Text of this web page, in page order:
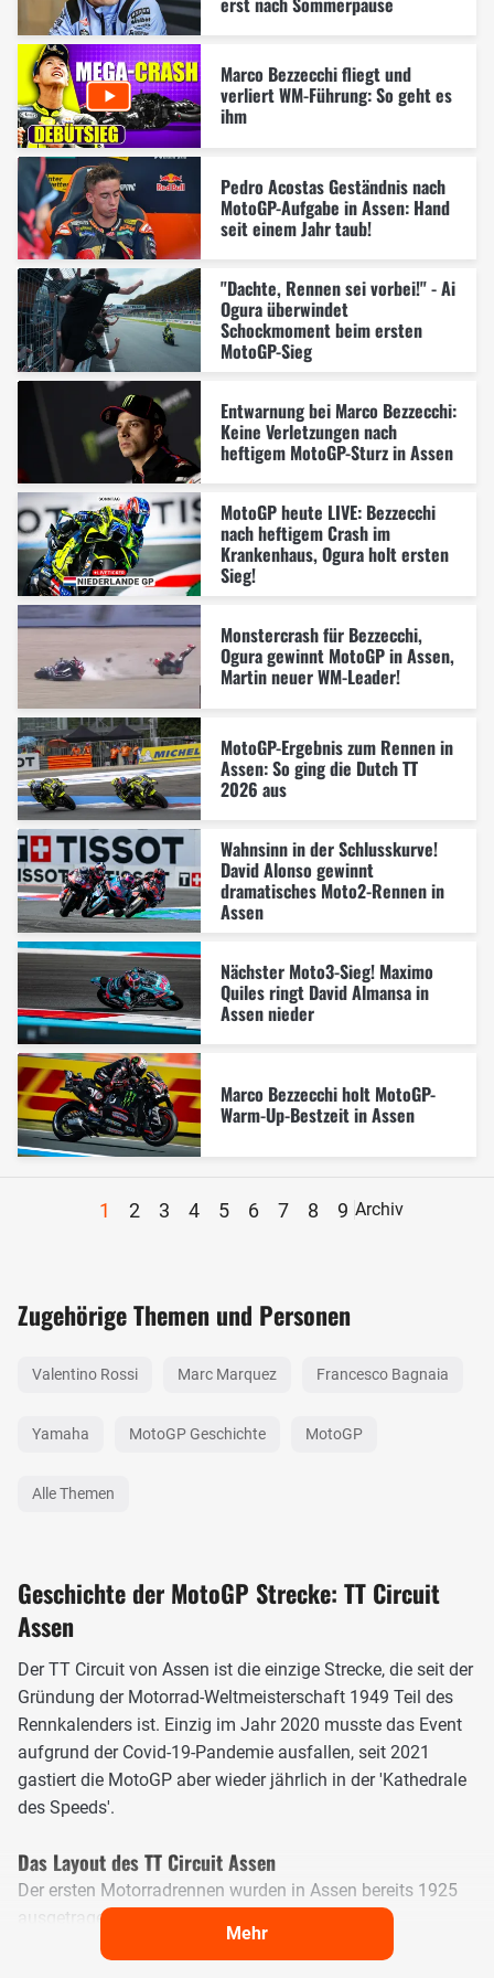
Marco Bezzecchi fliegt und
verliert WM-Führung: So geht es
ihm
Pedro Acostas Geständnis nach
MotoGP-Aufgabe in Assen: Hand
seit einem Jahr taub!
"Dachte, Rennen sei vorbei!" - Ai
Ogura überwindet
Schockmoment beim ersten
MotoGP-Sieg
Entwarnung bei Marco Bezzecchi:
Keine Verletzungen nach
heftigem MotoGP-Sturz in Assen
MotoGP heute LIVE: Bezzecchi
nach heftigem Crash im
Krankenhaus, Ogura holt ersten
Sieg!
Monstercrash für Bezzecchi,
Ogura gewinnt MotoGP in Assen,
Martin neuer WM-Leader!
MotoGP-Ergebnis zum Rennen in
Assen: So ging die Dutch TT
2026 aus
Wahnsinn in der Schlusskurve!
David Alonso gewinnt
dramatisches Moto2-Rennen in
Assen
Nächster Moto3-Sieg! Maximo
Quiles ringt David Almansa in
Assen nieder
Marco Bezzecchi holt MotoGP-
Warm-Up-Bestzeit in Assen
1 2 3 4 5 6 7 8 9 Archiv
Zugehörige Themen und Personen
Valentino Rossi Marc Marquez Francesco Bagnaia
Yamaha MotoGP Geschichte MotoGP
Alle Themen
Geschichte der MotoGP Strecke: TT Circuit
Assen
Der TT Circuit von Assen ist die einzige Strecke, die seit der
Gründung der Motorrad-Weltmeisterschaft 1949 Teil des
Rennkalenders ist. Einzig im Jahr 2020 musste das Event
aufgrund der Covid-19-Pandemie ausfallen, seit 2021
gastiert die MotoGP aber wieder jährlich in der 'Kathedrale
des Speeds'.
Das Layout des TT Circuit Assen
Der ersten Motorradrennen wurden in Assen bereits 1925
ausgetragen, damals wurde allerdings noch auf
öffentlichen Straßen gefahren. So auch beim WM-Debüt
Mehr